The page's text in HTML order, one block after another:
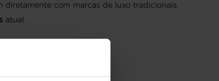
com marcas de luxo tradicionais.
atual.